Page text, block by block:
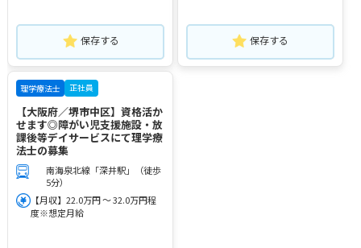
保存する 保存する
理学療法士 正社員
【大阪府／堺市中区】資格活か
せます◎障がい児支援施設・放
課後等デイサービスにて理学療
法士の募集
南海泉北線「深井駅」（徒歩
5分）
【月収】22.0万円 ～ 32.0万円程
度※想定月給